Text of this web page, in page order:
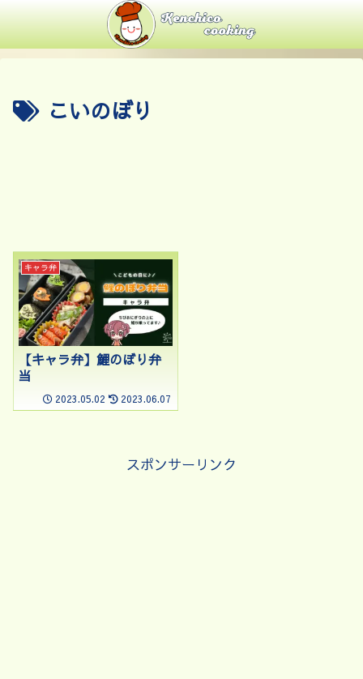
こいのぼり
キャラ弁
【キャラ弁】鯉のぼり弁
当
2023.05.02 2023.06.07
スポンサーリンク